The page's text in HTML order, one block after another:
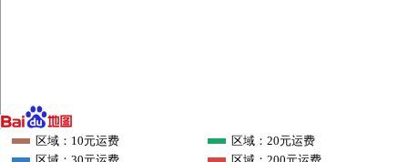
区域：10元运费
区域：20元运费